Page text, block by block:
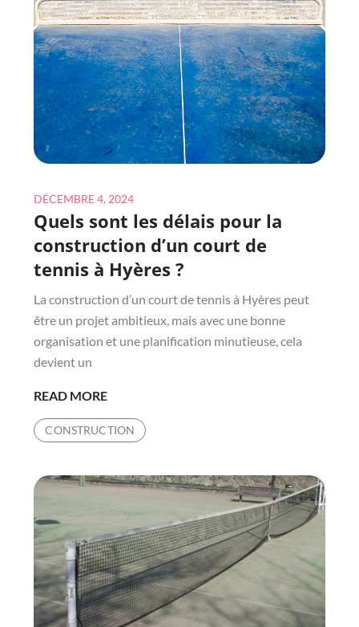
COURT
DE
TENNIS
À
HYÈRES
?
Posted
on
DÉCEMBRE 4, 2024
Quels sont les délais pour la
construction d’un court de
tennis à Hyères ?
La construction d’un court de tennis à Hyères peut
être un projet ambitieux, mais avec une bonne
organisation et une planification minutieuse, cela
devient un
READ MOREQUELS
SONT
LES
POUR
CONSTRUCTION
D’UN
COURT
DE
TENNIS
CONSTRUCTION